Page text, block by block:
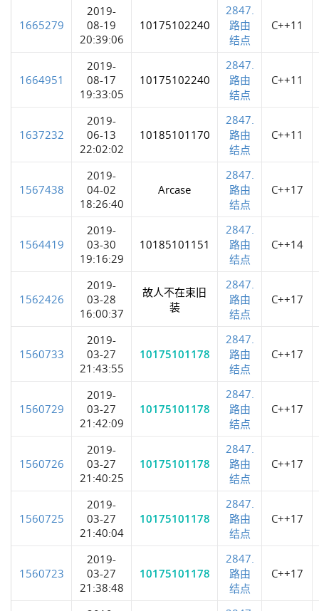
1665279
2019-
08-19
20:39:06
10175102240
2847.
路由
结点
C++11
1664951
2019-
08-17
19:33:05
10175102240
2847.
路由
结点
C++11
1637232
2019-
06-13
22:02:02
10185101170
2847.
路由
结点
C++11
1567438
2019-
04-02
18:26:40
Arcase
2847.
路由
结点
C++17
1564419
2019-
03-30
19:16:29
10185101151
2847.
路由
结点
C++14
1562426
2019-
03-28
16:00:37
故人不在束旧
装
2847.
路由
结点
C++17
1560733
2019-
03-27
21:43:55
10175101178
2847.
路由
结点
C++17
1560729
2019-
03-27
21:42:09
10175101178
2847.
路由
结点
C++17
1560726
2019-
03-27
21:40:25
10175101178
2847.
路由
结点
C++17
1560725
2019-
03-27
21:40:04
10175101178
2847.
路由
结点
C++17
1560723
2019-
03-27
21:38:48
10175101178
2847.
路由
结点
C++17